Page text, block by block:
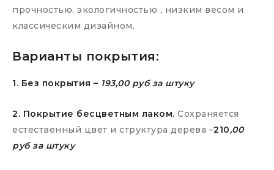
прочностью, экологичностью , низким весом и
классическим дизайном.
Варианты покрытия:
1. Без покрытия – 193,00 руб за штуку
2. Покрытие бесцветным лаком. Сохраняется
естественный цвет и структура дерева –210,00
руб за штуку